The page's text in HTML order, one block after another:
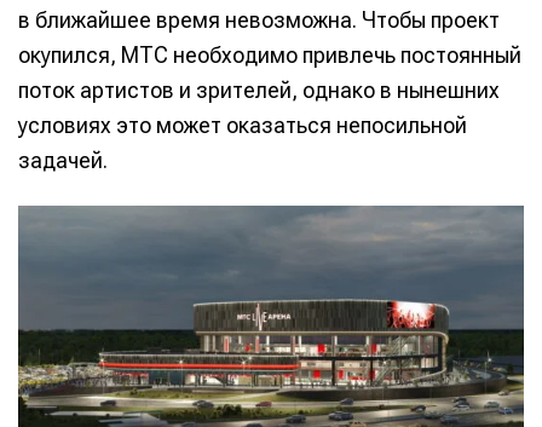
в ближайшее время невозможна. Чтобы проект
окупился, МТС необходимо привлечь постоянный
поток артистов и зрителей, однако в нынешних
условиях это может оказаться непосильной
задачей.